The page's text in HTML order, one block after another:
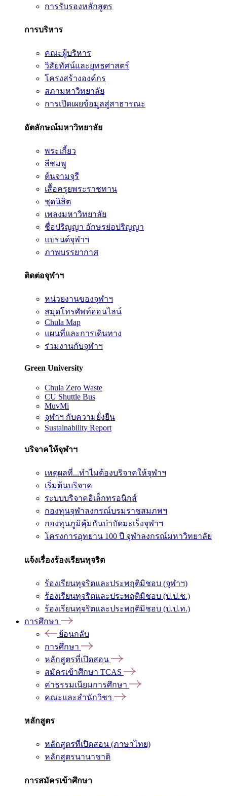
การรับรองหลักสูตร
การบริหาร
คณะผู้บริหาร
วิสัยทัศน์และยุทธศาสตร์
โครงสร้างองค์กร
สภามหาวิทยาลัย
การเปิดเผยข้อมูลสู่สาธารณะ
อัตลักษณ์มหาวิทยาลัย
พระเกี้ยว
สีชมพู
ต้นจามจุรี
เสื้อครุยพระราชทาน
ชุดนิสิต
เพลงมหาวิทยาลัย
ชื่อปริญญา อักษรย่อปริญญา
แบรนด์จุฬาฯ
ภาพบรรยากาศ
ติดต่อจุฬาฯ
หน่วยงานของจุฬาฯ
สมุดโทรศัพท์ออนไลน์
Chula Map
แผนที่และการเดินทาง
ร่วมงานกับจุฬาฯ
Green University
Chula Zero Waste
CU Shuttle Bus
MuvMi
จุฬาฯ กับความยั่งยืน
Sustainability Report
บริจาคให้จุฬาฯ
เหตุผลที่...ทำไมต้องบริจาคให้จุฬาฯ
เริ่มต้นบริจาค
ระบบบริจาคอิเล็กทรอนิกส์
กองทุนจุฬาลงกรณ์บรมราชสมภพฯ
กองทุนภูมิคุ้มกันบำบัดมะเร็งจุฬาฯ
โครงการอุทยาน 100 ปี จุฬาลงกรณ์มหาวิทยาลัย
แจ้งเรื่องร้องเรียนทุจริต
ร้องเรียนทุจริตและประพฤติมิชอบ (จุฬาฯ)
ร้องเรียนทุจริตและประพฤติมิชอบ (ป.ป.ช.)
ร้องเรียนทุจริตและประพฤติมิชอบ (ป.ป.ท.)
การศึกษา
ย้อนกลับ
การศึกษา
หลักสูตรที่เปิดสอน
สมัครเข้าศึกษา TCAS
ค่าธรรมเนียมการศึกษา
คณะและสำนักวิชา
หลักสูตร
หลักสูตรที่เปิดสอน (ภาษาไทย)
หลักสูตรนานาชาติ
การสมัครเข้าศึกษา